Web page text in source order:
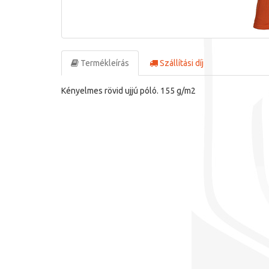
Termékleírás Szállítási díj
Kényelmes rövid ujjú póló. 155 g/m2